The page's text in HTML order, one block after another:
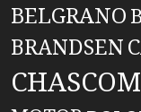
BELGRANO
BRANDSEN